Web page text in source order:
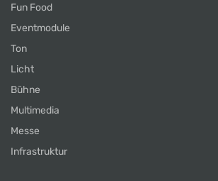
Fun Food
Eventmodule
Ton
Licht
Bühne
Multimedia
Messe
Infrastruktur